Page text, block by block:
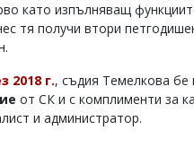
като изпълняващ
тя получи втори
2018 г., съдия Темелкова бе
от СК и с комплименти за
и администратор.